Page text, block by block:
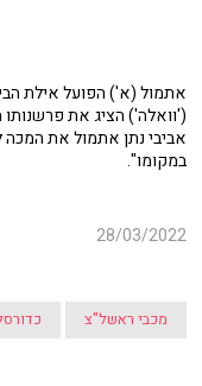
('וואלה') הציג את
אביבי נתן אתמול את
במקומו".
28/03/2022
מכבי ראשל"צ